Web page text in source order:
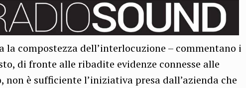
la compostezza dell’interlocuzione – commentano i
di fronte alle ribadite evidenze connesse alle
è sufficiente l’iniziativa presa dall’azienda che